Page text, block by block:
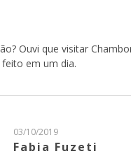
Ouvi que visitar
em um dia.
03/10/2019
Fabia Fuzeti